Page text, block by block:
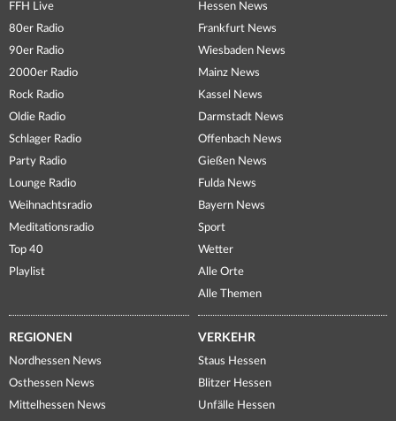
FFH Live
80er Radio
90er Radio
2000er Radio
Rock Radio
Oldie Radio
Schlager Radio
Party Radio
Lounge Radio
Weihnachtsradio
Meditationsradio
Top 40
Playlist
Hessen News
Frankfurt News
Wiesbaden News
Mainz News
Kassel News
Darmstadt News
Offenbach News
Gießen News
Fulda News
Bayern News
Sport
Wetter
Alle Orte
Alle Themen
REGIONEN
Nordhessen News
Osthessen News
Mittelhessen News
VERKEHR
Staus Hessen
Blitzer Hessen
Unfälle Hessen